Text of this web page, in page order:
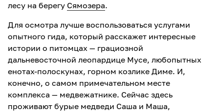
лесу на берегу Сямозера.
Для осмотра лучше воспользоваться услугами
опытного гида, который расскажет интересные
истории о питомцах — грациозной
дальневосточной леопардице Мусе, любопытных
енотах-полоскунах, горном козлике Диме. И,
конечно, о самом примечательном месте
комплекса — медвежатнике. Сейчас здесь
проживают бурые медведи Саша и Маша,